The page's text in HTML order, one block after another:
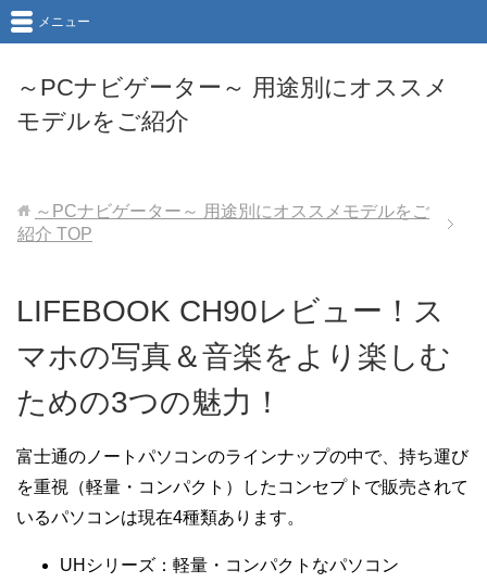
～PCナビゲーター～ 用途別にオススメ
モデルをご紹介
メニュー
～PCナビゲーター～ 用途別にオススメモデルをご
紹介 TOP
LIFEBOOK CH90レビュー！ス
マホの写真＆音楽をより楽しむ
ための3つの魅力！
富士通のノートパソコンのラインナップの中で、持ち運び
を重視（軽量・コンパクト）したコンセプトで販売されて
いるパソコンは現在4種類あります。
UHシリーズ：軽量・コンパクトなパソコン